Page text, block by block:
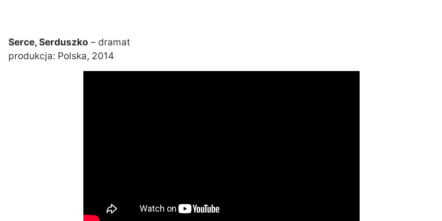
Serce, Serduszko – dramat
produkcja: Polska, 2014